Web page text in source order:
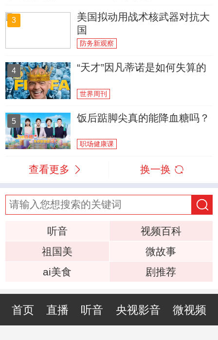
3
美国拟动用战术核武器对抗大
国
防务新观察
4 “天才”因凡蒂诺是如何失算的
世界周刊
5 饭后踮脚尖真的能降血糖吗？
职场健康课
查看更多 换一换
听音
视频百科
祖国美
微故事
ai美食
剧推荐
首页 直播 听音 央视影音 微视频